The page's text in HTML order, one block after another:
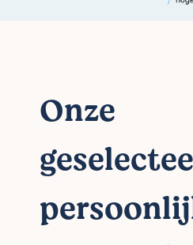
Onze